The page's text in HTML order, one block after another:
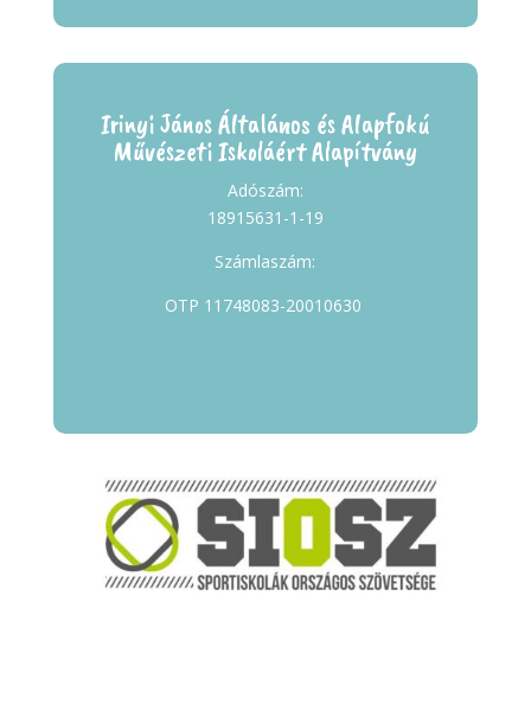
Irinyi János Általános és Alapfokú
Művészeti Iskoláért Alapítvány
Adószám:
18915631-1-19
Számlaszám:
OTP 11748083-20010630